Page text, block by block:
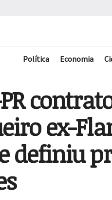
Política Economia
ex-
definiu